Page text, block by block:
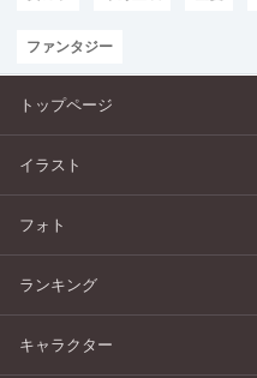
ファンタジー
トップページ
イラスト
フォト
ランキング
キャラクター